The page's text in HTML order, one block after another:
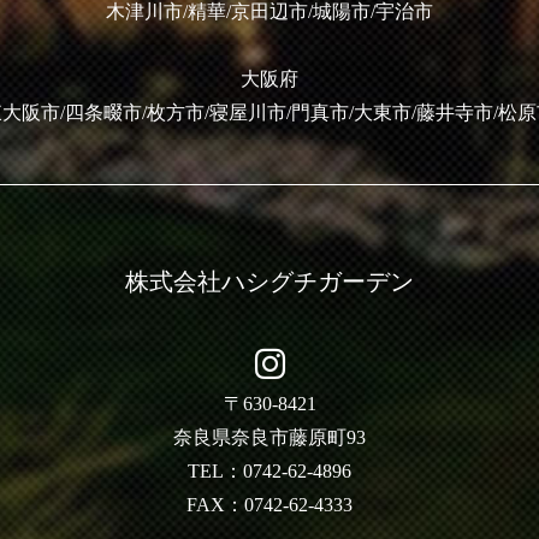
木津川市/精華/京田辺市/城陽市/宇治市
大阪府
阪市/四条畷市/枚方市/寝屋川市/門真市/大東市/藤井寺市/松
株式会社ハシグチガーデン
〒630-8421
奈良県奈良市藤原町93
TEL：0742-62-4896
FAX：0742-62-4333